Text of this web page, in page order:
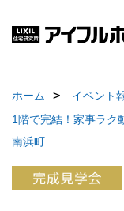
ホーム
イベント
1階で完結！家事ラ
南浜町